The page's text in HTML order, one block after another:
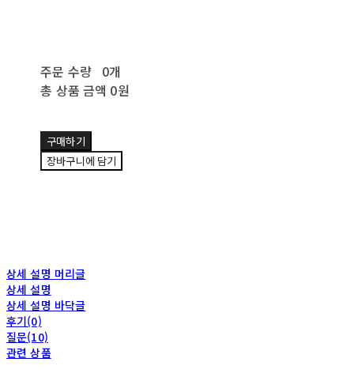
주문 수량 0개
총 상품 금액 0원
구매하기
장바구니에 담기
상세 설명 머리글
상세 설명
상세 설명 바닥글
후기(0)
질문(10)
관련 상품